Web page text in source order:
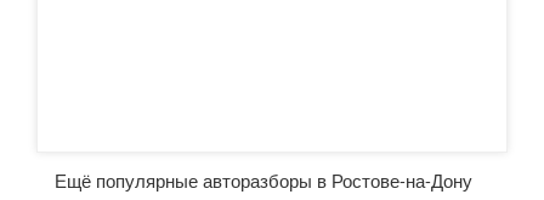
Ещё популярные авторазборы в Ростове-на-Дону